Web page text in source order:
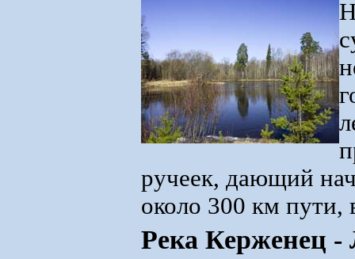
ручеек, дающий
около 300 км пути,
Река Керженец